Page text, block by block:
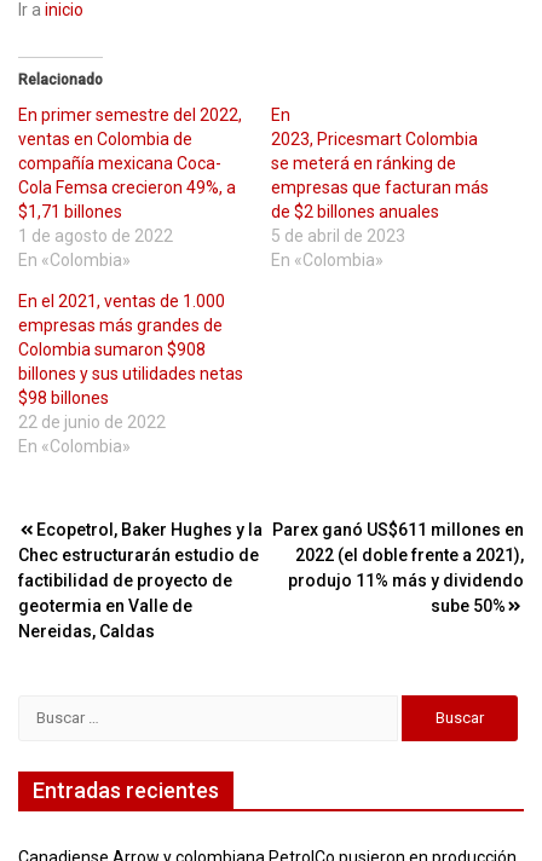
Ir a inicio
Relacionado
En primer semestre del 2022,
ventas en Colombia de
compañía mexicana Coca-
Cola Femsa crecieron 49%, a
$1,71 billones
1 de agosto de 2022
En «Colombia»
En
2023, Pricesmart Colombia
se meterá en ránking de
empresas que facturan más
de $2 billones anuales
5 de abril de 2023
En «Colombia»
En el 2021, ventas de 1.000
empresas más grandes de
Colombia sumaron $908
billones y sus utilidades netas
$98 billones
22 de junio de 2022
En «Colombia»
Navegación
de
entradas
Ecopetrol, Baker Hughes y la
Chec estructurarán estudio de
factibilidad de proyecto de
geotermia en Valle de
Nereidas, Caldas
Parex ganó US$611 millones en
2022 (el doble frente a 2021),
produjo 11% más y dividendo
sube 50%
Entradas recientes
Canadiense Arrow y colombiana PetrolCo pusieron en producción